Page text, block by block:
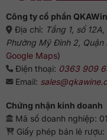
Công ty cổ phần
Địa chỉ: Tầng 1, số
Phường Mỹ Đình 2, Quận
Google Maps)
Điện thoại: 0363 909
Email:
Chứng nhận kinh doanh
Mã số doanh nghiệp:
Giấy phép bán lẻ rượu: